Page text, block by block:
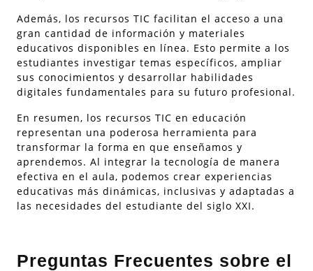
Además, los recursos TIC facilitan el acceso a una
gran cantidad de información y materiales
educativos disponibles en línea. Esto permite a los
estudiantes investigar temas específicos, ampliar
sus conocimientos y desarrollar habilidades
digitales fundamentales para su futuro profesional.
En resumen, los recursos TIC en educación
representan una poderosa herramienta para
transformar la forma en que enseñamos y
aprendemos. Al integrar la tecnología de manera
efectiva en el aula, podemos crear experiencias
educativas más dinámicas, inclusivas y adaptadas a
las necesidades del estudiante del siglo XXI.
Preguntas Frecuentes sobre el